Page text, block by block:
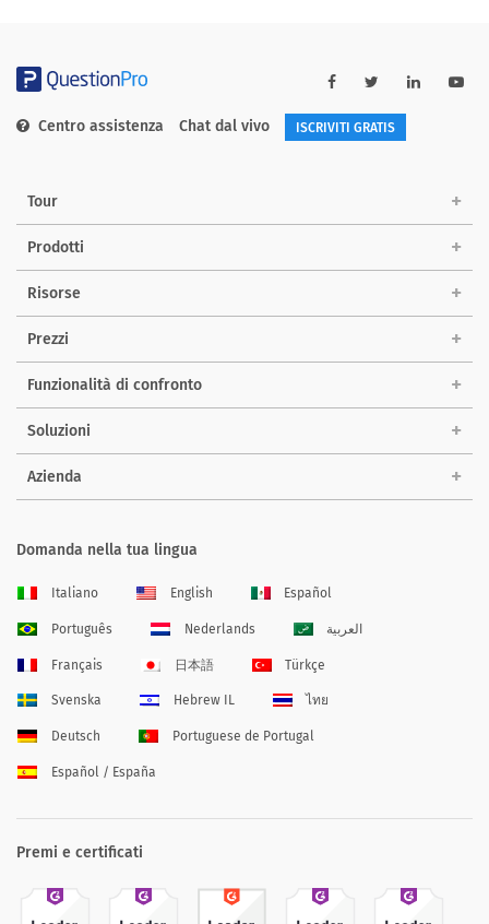
Centro assistenza Chat dal vivo ISCRIVITI GRATIS
Tour
Prodotti
Risorse
Prezzi
Funzionalità di confronto
Soluzioni
Azienda
Domanda nella tua lingua
Italiano English Español
Português Nederlands العربية
Français 日本語 Türkçe
Svenska Hebrew IL ไทย
Deutsch Portuguese de Portugal
Español / España
Premi e certificati